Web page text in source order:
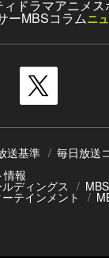
ドラマアニメ
ーMBSコラムニ
送基準 毎日放送
情報
ディングス
テインメント